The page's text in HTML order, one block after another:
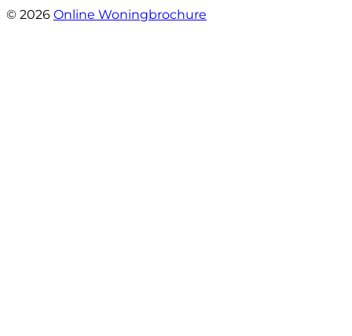
© 2026 Online Woningbrochure